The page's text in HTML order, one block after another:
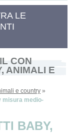
LE
CON
ANIMALI E
e country »
misura medio-
BABY,